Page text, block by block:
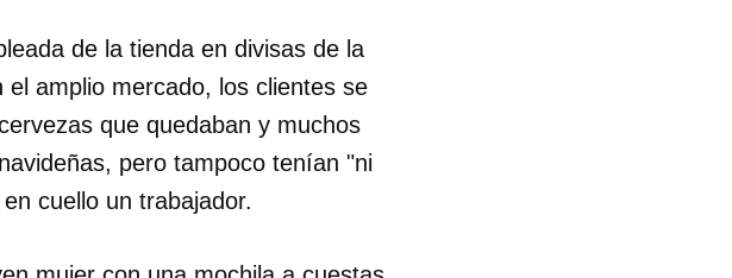
de la tienda en divisas de la
amplio mercado, los clientes se
que quedaban y muchos
pero tampoco tenían "ni
cuello un trabajador.